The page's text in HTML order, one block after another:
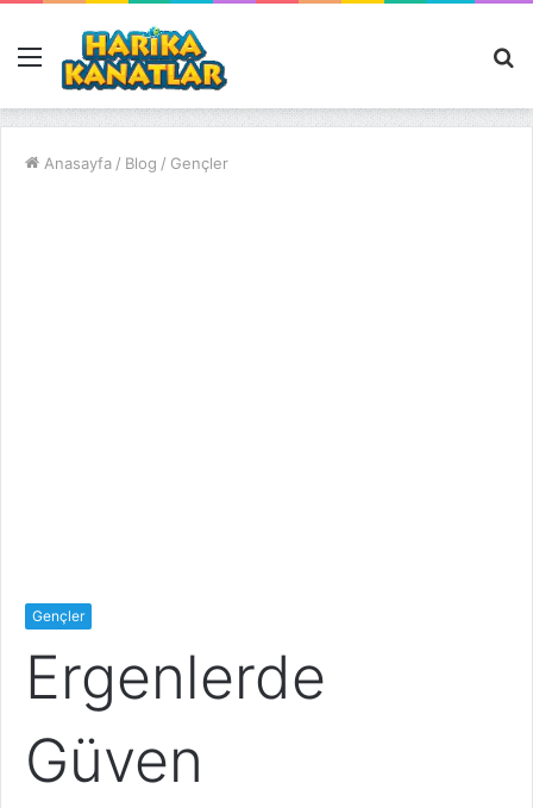
Menü
...
Anasayfa / Blog / Gençler
Gençler
Ergenlerde
Güven